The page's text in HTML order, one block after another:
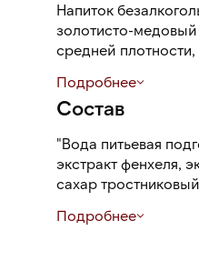
Напиток
золотисто-медовый
средней
послевкусие
Подробнее
Состав
"Вода питьевая
экстракт фенхеля,
сахар
сорбат калия,
Подробнее